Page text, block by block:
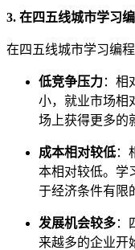
3. 在四五线城市学习
在四五线城市学习编
低竞争压力：相
小，就业市场相
场上获得更多的
成本相对较低：
本相对较低。学
于经济条件有限
发展机会较多：
来越多的企业开